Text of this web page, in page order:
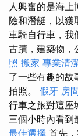
人興奮的是海上
險和潛艇，以獲
車騎自行車，我
古蹟，建築物，
照 搬家 專業清
了一些有趣的故
拍照。 假牙 房
行車之旅對這座
三個小時內看到
最佳選擇 首先